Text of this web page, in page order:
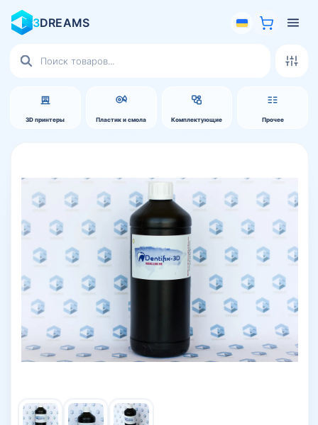
3DREAMS
3D принтеры Пластик и смола Комплектующие Прочее
товаров